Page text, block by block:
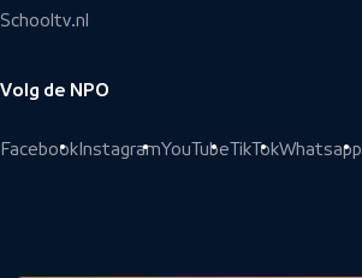
Schooltv.nl
Volg de NPO
Facebook InstagramYouTubeTikTokWhatsapp